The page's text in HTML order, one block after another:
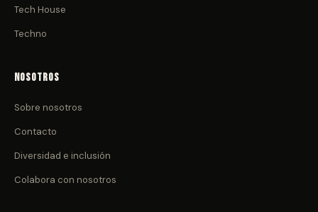
Tech House
Techno
Nosotros
Sobre nosotros
Contacto
Diversidad e inclusión
Colabora con nosotros